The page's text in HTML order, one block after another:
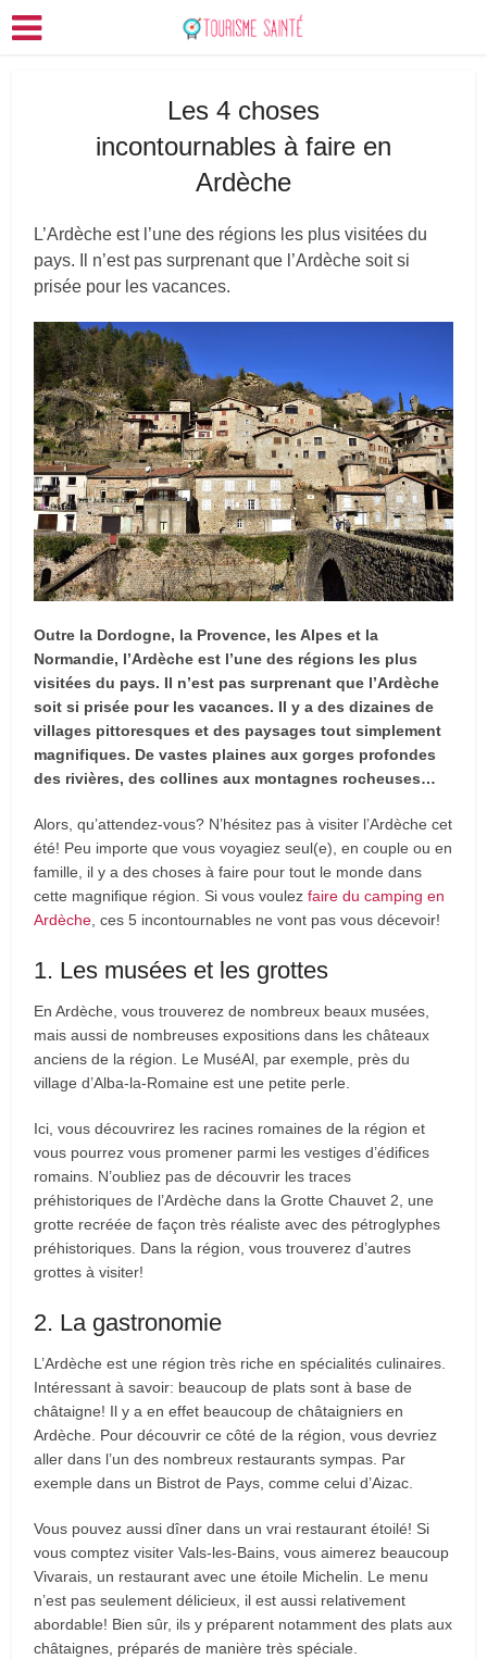
Les 4 choses
incontournables à faire en
Ardèche
L’Ardèche est l’une des régions les plus visitées du
pays. Il n’est pas surprenant que l’Ardèche soit si
prisée pour les vacances.
Outre la Dordogne, la Provence, les Alpes et la
Normandie, l’Ardèche est l’une des régions les plus
visitées du pays. Il n’est pas surprenant que l’Ardèche
soit si prisée pour les vacances. Il y a des dizaines de
villages pittoresques et des paysages tout simplement
magnifiques. De vastes plaines aux gorges profondes
des rivières, des collines aux montagnes rocheuses…
Alors, qu’attendez-vous? N’hésitez pas à visiter l’Ardèche cet
été! Peu importe que vous voyagiez seul(e), en couple ou en
famille, il y a des choses à faire pour tout le monde dans
cette magnifique région. Si vous voulezfaire du camping en
Ardèche , ces 5 incontournables ne vont pas vous décevoir!
1. Les musées et les grottes
En Ardèche, vous trouverez de nombreux beaux musées,
mais aussi de nombreuses expositions dans les châteaux
anciens de la région. Le MuséAl, par exemple, près du
village d’Alba-la-Romaine est une petite perle.
Ici, vous découvrirez les racines romaines de la région et
vous pourrez vous promener parmi les vestiges d’édifices
romains. N’oubliez pas de découvrir les traces
préhistoriques de l’Ardèche dans la Grotte Chauvet 2, une
grotte recréée de façon très réaliste avec des pétroglyphes
préhistoriques. Dans la région, vous trouverez d’autres
grottes à visiter!
2. La gastronomie
L’Ardèche est une région très riche en spécialités culinaires.
Intéressant à savoir: beaucoup de plats sont à base de
châtaigne! Il y a en effet beaucoup de châtaigniers en
Ardèche. Pour découvrir ce côté de la région, vous devriez
aller dans l’un des nombreux restaurants sympas. Par
exemple dans un Bistrot de Pays, comme celui d’Aizac.
Vous pouvez aussi dîner dans un vrai restaurant étoilé! Si
vous comptez visiter Vals-les-Bains, vous aimerez beaucoup
Vivarais, un restaurant avec une étoile Michelin. Le menu
n’est pas seulement délicieux, il est aussi relativement
abordable! Bien sûr, ils y préparent notamment des plats aux
châtaignes, préparés de manière très spéciale.